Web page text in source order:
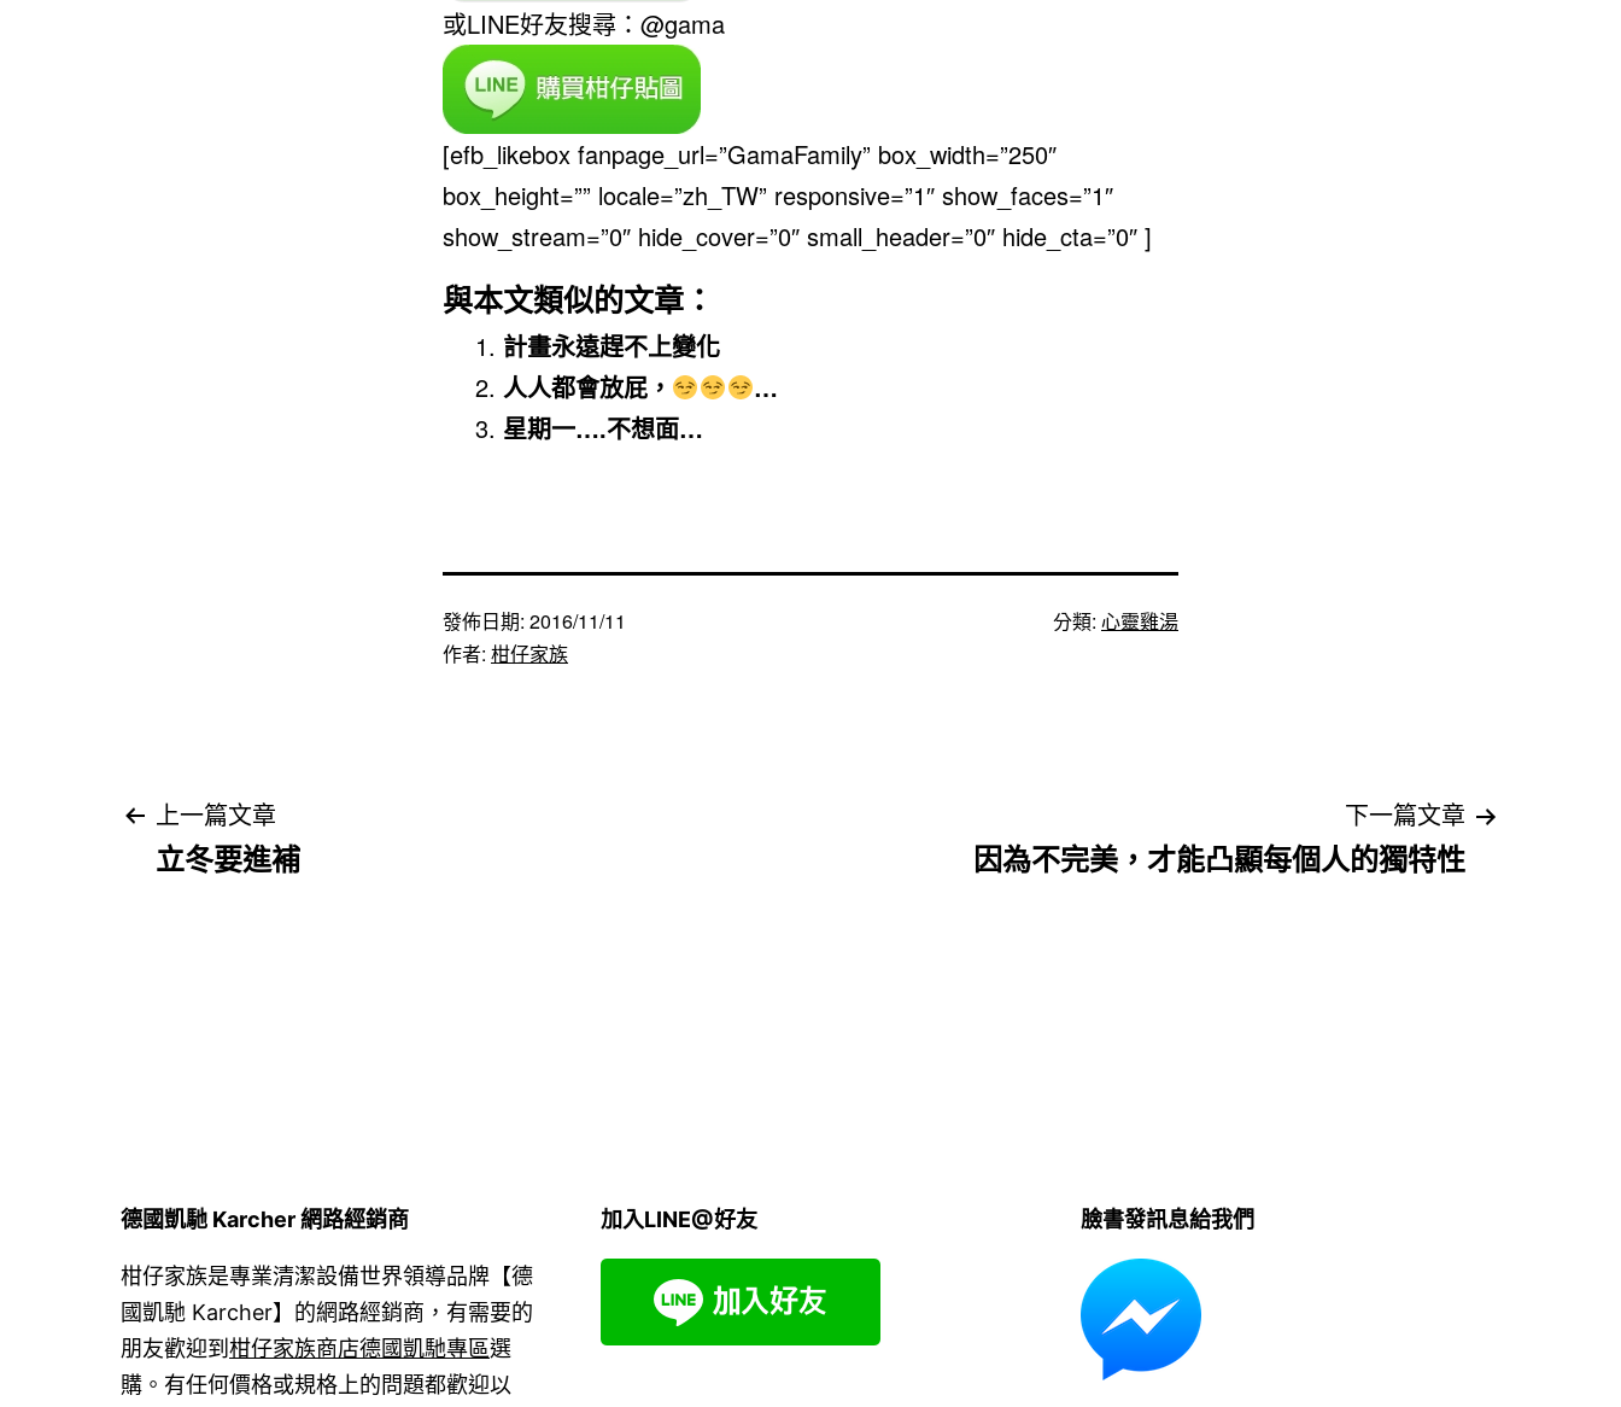
或LINE好友搜尋：@gama
[efb_likebox fanpage_url=”GamaFamily” box_width=”250″
box_height=”” locale=”zh_TW” responsive=”1″ show_faces=”1″
show_stream=”0″ hide_cover=”0″ small_header=”0″ hide_cta=”0″ ]
與本文類似的文章：
計畫永遠趕不上變化
人人都會放屁，
…
星期一….不想面…
發佈日期: 2016/11/11
作者: 柑仔家族
分類: 心靈雞湯
文上一篇文章
立冬要進補
下一篇文章
因為不完美，才能凸顯每個人的獨特性
德國凱馳 Karcher 網路經銷商
柑仔家族是專業清潔設備世界領導品牌【德
國凱馳 Karcher】的網路經銷商，有需要的
朋友歡迎到 柑仔家族商店德國凱馳專區選
購。有任何價格或規格上的問題都歡迎以
加入LINE@好友 臉書發訊息給我們